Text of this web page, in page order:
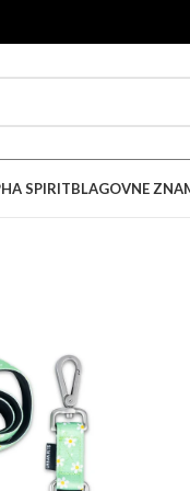
SPIRITBLAGOVNE